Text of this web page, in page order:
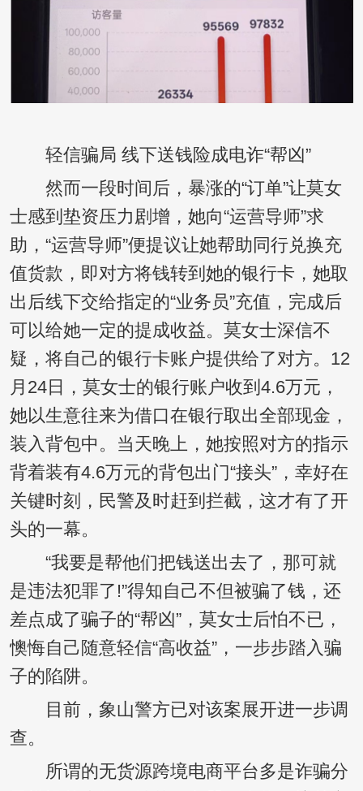
轻信骗局 线下送钱险成电诈“帮凶”
然而一段时间后，暴涨的“订单”让莫女
士感到垫资压力剧增，她向“运营导师”求
助，“运营导师”便提议让她帮助同行兑换充
值货款，即对方将钱转到她的银行卡，她取
出后线下交给指定的“业务员”充值，完成后
可以给她一定的提成收益。莫女士深信不
疑，将自己的银行卡账户提供给了对方。12
月24日，莫女士的银行账户收到4.6万元，
她以生意往来为借口在银行取出全部现金，
装入背包中。当天晚上，她按照对方的指示
背着装有4.6万元的背包出门“接头”，幸好在
关键时刻，民警及时赶到拦截，这才有了开
头的一幕。
“我要是帮他们把钱送出去了，那可就
是违法犯罪了!”得知自己不但被骗了钱，还
差点成了骗子的“帮凶”，莫女士后怕不已，
懊悔自己随意轻信“高收益”，一步步踏入骗
子的陷阱。
目前，象山警方已对该案展开进一步调
查。
所谓的无货源跨境电商平台多是诈骗分